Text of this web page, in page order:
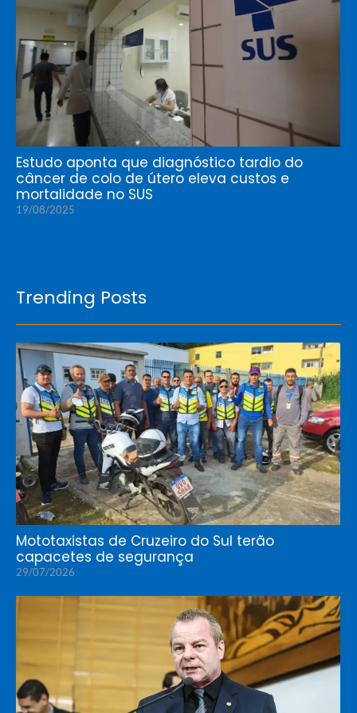
Estudo aponta que diagnóstico tardio do
câncer de colo de útero eleva custos e
mortalidade no SUS
19/08/2025
Trending Posts
Mototaxistas de Cruzeiro do Sul terão
capacetes de segurança
29/07/2026